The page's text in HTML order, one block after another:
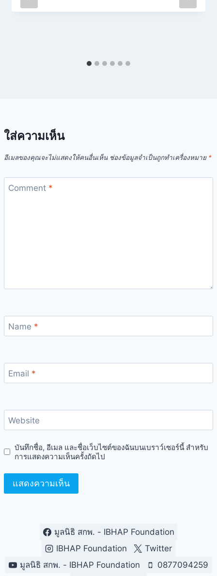
ใส่ความเห็น
อีเมลของคุณจะไม่แสดงให้คนอื่นเห็น ช่องข้อมูลจำเป็นถูกทำเครื่องหมาย *
Comment *
Name *
Email *
Website
บันทึกชื่อ, อีเมล และชื่อเว็บไซต์ของฉันบนเบราว์เซอร์นี้ สำหรับ
การแสดงความเห็นครั้งถัดไป
มูลนิธิ สกพ. - IBHAP Foundation
IBHAP Foundation
Twitter
มูลนิธิ สกพ. - IBHAP Foundation
0877094259